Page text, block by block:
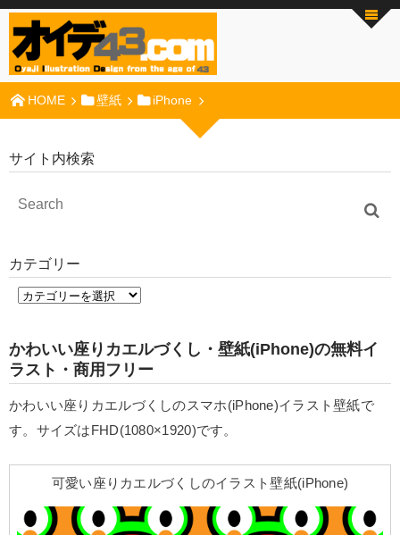
HOME 壁紙 iPhone
サイト内検索
カテゴリー
かわいい座りカエルづくし・壁紙(iPhone)の無料イ
ラスト・商用フリー
かわいい座りカエルづくしのスマホ(iPhone)イラスト壁紙で
す。サイズはFHD(1080×1920)です。
可愛い座りカエルづくしのイラスト壁紙(iPhone)